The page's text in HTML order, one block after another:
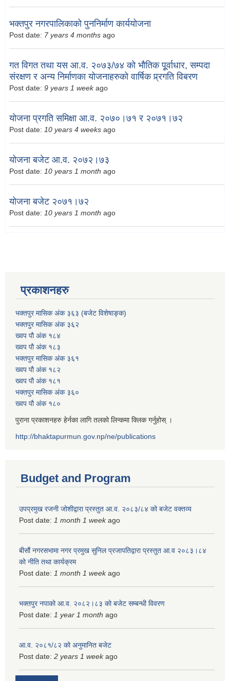
भक्तपुर नगरपालिकाको पुननिर्माण कार्ययोजना
Post date: 7 years 4 months ago
गत विगत तथा यस आ.व. २०७३/७४ को भौतिक पूूर्वाधार, सम्पदा
संरक्षण र अन्य निर्माणका योजनाहरुको वार्षिक प्र्रगति विबरण
Post date: 9 years 1 weekago
योजना प्रगति समिक्षा आ.व. २०७०।७१ र २०७१।७२
Post date: 10 years 4 weeks ago
योजना बजेट आ.व. २०७२।७३
Post date: 10 years 1 month ago
योजना बजेट २०७१।७२
Post date: 10 years 1 month ago
प्रकाशनहरु
भक्तपुर मासिक अंक ३६३ (बजेट विशेषाङ्क)
भक्तपुर मासिक अंक ३६२
ख्वप पौ अंक १८४
ख्वप पौ अंक १८३
भक्तपुर मासिक अंक ३६१
ख्वप पौ अंक १८२
ख्वप पौ अंक १८१
भक्तपुर मासिक अंक ३६०
ख्वप पौ अंक १८०
पुराना प्रकाशनहरु हेर्नका लागि तलको लिन्कमा क्लिक गर्नुहोस् ।
http://bhaktapurmun.gov.np/ne/publications
Budget and Program
उपप्रमुख रजनी जोशीद्वारा प्रस्तुत आ.व. २०८३/८४ को बजेट वक्तव्य
Post date: 1 month 1 weekago
बीसौं नगरसभामा नगर प्रमुख सुनिल प्रजापतिद्वारा प्रस्तुत आ.व‍ २०८३।८४
को नीति तथा कार्यक्रम
Post date: 1 month 1 weekago
भक्तपुर नपाको आ.व. २०८२।८३ को बजेट सम्बन्धी विवरण
Post date: 1 year 1 month ago
आ.व. २०८१/८२ को अनुमानित बजेट
Post date: 2 years 1 weekago